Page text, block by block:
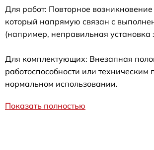
Для работ: Повторное
который напрямую связан с
(например, неправильная установка
Для комплектующих: Внезапная
работоспособности или
нормальном использовании.
Показать полностью